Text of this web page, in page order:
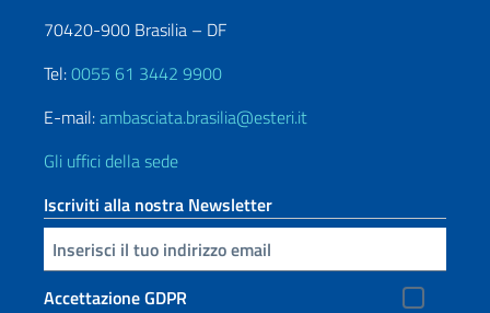
70420-900 Brasilia – DF
Tel:0055 61 3442 9900
E-mail:ambasciata.brasilia@esteri.it
Gli uffici della sede
Iscriviti alla nostra Newsletter
Inserisci la tua email
Accettazione GDPR